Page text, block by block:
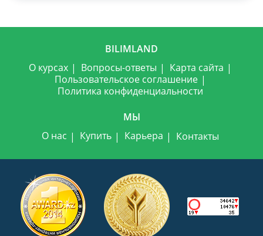
BILIMLAND
О курсах
Вопросы-ответы
Карта сайта
Пользовательское соглашение
Политика конфиденциальности
МЫ
О нас
Купить Карьера Контакты